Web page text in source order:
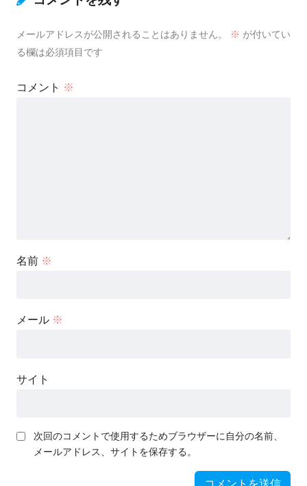
メールアドレスが公開されることはありません。 ※ が付いてい
る欄は必須項目です
コメント ※
名前 ※
メール ※
サイト
次回のコメントで使用するためブラウザーに自分の名前、
メールアドレス、サイトを保存する。